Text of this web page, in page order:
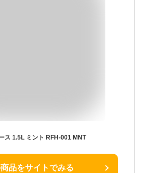
ス 1.5L ミント RFH-001 MNT
品をサイトでみる